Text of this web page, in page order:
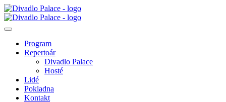
Program
Repertoár
Divadlo Palace
Hosté
Lidé
Pokladna
Kontakt